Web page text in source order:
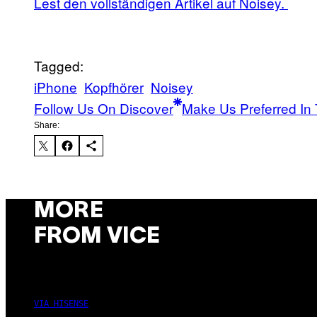
Tagged:
iPhone Kopfhörer Noisey
Follow Us On Discover Make Us Preferred In
Share:
MORE
FROM VICE
VIA HISENSE